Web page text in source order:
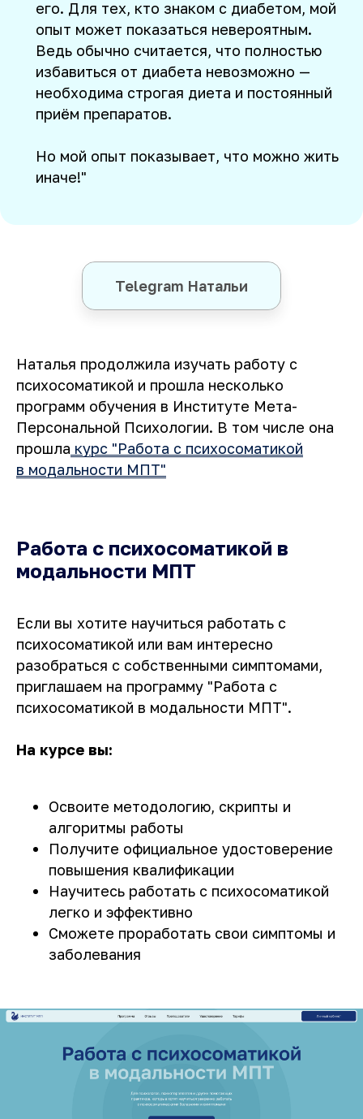
его. Для тех, кто знаком с диабетом, мой
опыт может показаться невероятным.
Ведь обычно считается, что полностью
избавиться от диабета невозможно —
необходима строгая диета и постоянный
приём препаратов.
Но мой опыт показывает, что можно жить
иначе!"
Telegram Натальи
Наталья продолжила изучать работу с
психосоматикой и прошла несколько
программ обучения в Институте Мета-
Персональной Психологии. В том числе она
прошла курс "Работа с психосоматикой
в модальности МПТ"
Работа с психосоматикой в
модальности МПТ
Если вы хотите научиться работать с
психосоматикой или вам интересно
разобраться с собственными симптомами,
приглашаем на программу "Работа с
психосоматикой в модальности МПТ".
На курсе вы:
Освоите методологию, скрипты и
алгоритмы работы
Получите официальное удостоверение
повышения квалификации
Научитесь работать с психосоматикой
легко и эффективно
Сможете проработать свои симптомы и
заболевания